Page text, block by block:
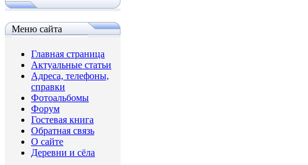
Меню сайта
Главная страница
Актуальные статьи
Адреса, телефоны,
справки
Фотоальбомы
Форум
Гостевая книга
Обратная связь
О сайте
Деревни и сёла